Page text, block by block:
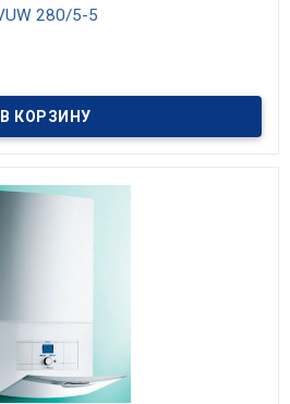
280/5-5
Модулирующая горелка, диапазон
Встроенное управление температурой